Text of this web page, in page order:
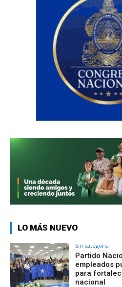
LO MÁS NUEVO
Sin categoría
Partido
empleados
para
nacional